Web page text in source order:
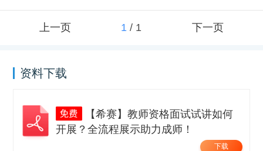
上一页 1 / 1 下一页
资料下载
【希赛】教师资格面试试讲如何
开展？全流程展示助力成师！
下载